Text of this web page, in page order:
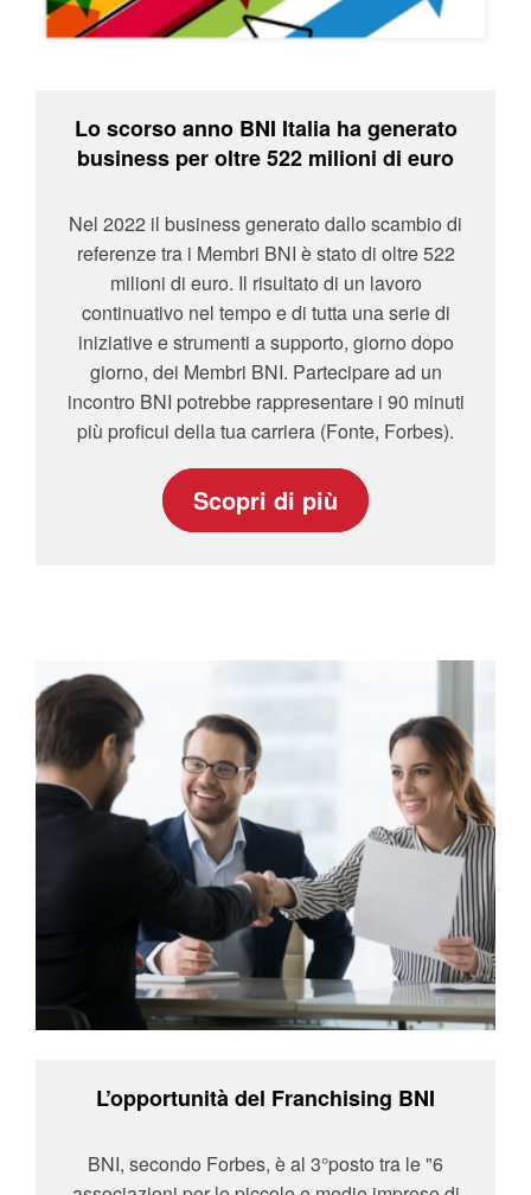
Lo scorso anno BNI Italia ha generato
business per oltre 522 milioni di euro
Nel 2022 il business generato dallo scambio di
referenze tra i Membri BNI è stato di oltre 522
milioni di euro. Il risultato di un lavoro
continuativo nel tempo e di tutta una serie di
iniziative e strumenti a supporto, giorno dopo
giorno, dei Membri BNI. Partecipare ad un
incontro BNI potrebbe rappresentare i 90 minuti
più proficui della tua carriera (Fonte, Forbes).
Scopri di più
L’opportunità del Franchising BNI
BNI, secondo Forbes, è al 3°posto tra le "6